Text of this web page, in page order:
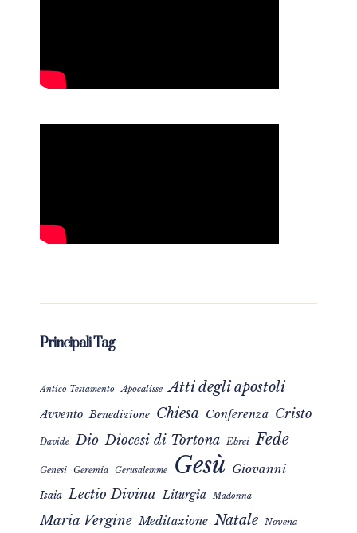
Principali Tag
Antico Testamento Apocalisse Atti degli apostoli
Avvento Benedizione Chiesa Conferenza Cristo
Davide Dio Diocesi di Tortona Ebrei Fede
Genesi Geremia Gerusalemme Gesù Giovanni
Isaia Lectio Divina Liturgia Madonna
Maria Vergine Meditazione Natale Novena